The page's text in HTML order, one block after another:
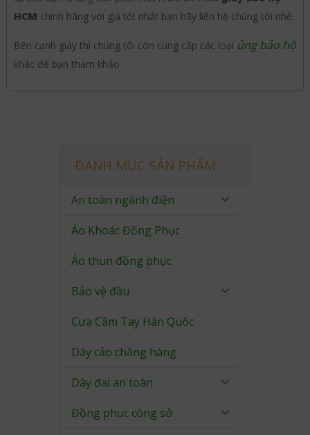
HCM chính hãng với giá tốt nhất bạn hãy liên hệ chúng tôi nhé.
Bên cạnh giày thì chúng tôi còn cung cấp các loại ủng bảo hộ
khác để bạn tham khảo.
DANH MỤC SẢN PHẨM
An toàn ngành điện
Áo Khoác Đồng Phục
Áo thun đồng phục
Bảo vệ đầu
Cưa Cầm Tay Hàn Quốc
Dây cảo chằng hàng
Dây đai an toàn
Đồng phục công sở